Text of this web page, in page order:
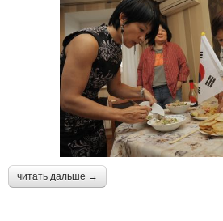
читать дальше →